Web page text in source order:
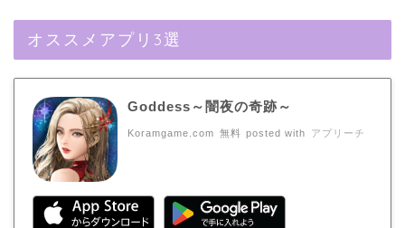
オススメアプリ3選
Goddess～闇夜の奇跡～
Koramgame.com 無料 posted with アプリーチ